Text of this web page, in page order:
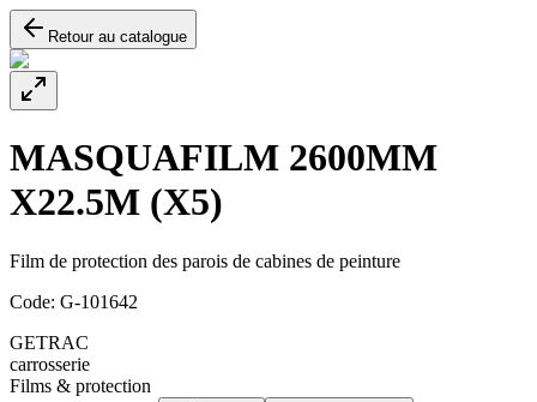
Retour au catalogue
MASQUAFILM 2600MM
X22.5M (X5)
Film de protection des parois de cabines de peinture
Code: G-101642
GETRAC
carrosserie
Films & protection